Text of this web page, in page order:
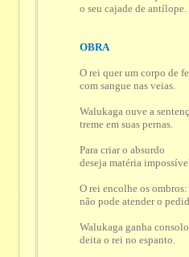
o seu cajade de antílope.
OBRA
O rei quer um corpo de
com sangue nas veias.
Walukaga ouve a
treme em suas pernas.
Para criar o absurdo
deseja matéria
O rei encolhe os ombros:
não pode atender o
Walukaga ganha consolo
deita o rei no espanto.